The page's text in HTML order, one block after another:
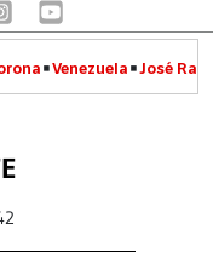
Venezuela José